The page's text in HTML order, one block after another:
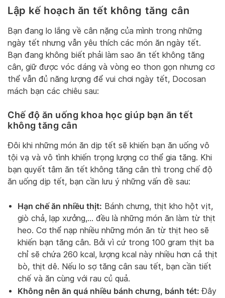
Lập kế hoạch ăn tết không tăng cân
Bạn đang lo lắng về cân nặng của mình trong những
ngày tết nhưng vẫn yêu thích các món ăn ngày tết.
Bạn đang không biết phải làm sao ăn tết không tăng
cân, giữ được vóc dáng và vòng eo thon gọn nhưng cơ
thể vẫn đủ năng lượng để vui chơi ngày tết, Docosan
mách bạn các chiêu sau:
Chế độ ăn uống khoa học giúp bạn ăn tết
không tăng cân
Đôi khi những món ăn dịp tết sẽ khiến bạn ăn uống vô
tội vạ và vô tình khiến trọng lượng cơ thể gia tăng. Khi
bạn quyết tâm ăn tết không tăng cân thì trong chế độ
ăn uống dịp tết, bạn cần lưu ý những vấn đề sau:
Hạn chế ăn nhiều thịt: Bánh chưng, thịt kho hột vịt,
giò chả, lạp xưởng,… đều là những món ăn làm từ thịt
heo. Cơ thể nạp nhiều những món ăn từ thịt heo sẽ
khiến bạn tăng cân. Bởi vì cứ trong 100 gram thịt ba
chỉ sẽ chứa 260 kcal, lượng kcal này nhiều hơn cả thịt
bò, thịt dê. Nếu lo sợ tăng cân sau tết, bạn cần tiết
chế và ăn cùng với rau củ quả.
Không nên ăn quá nhiều bánh chưng, bánh tét: Đây